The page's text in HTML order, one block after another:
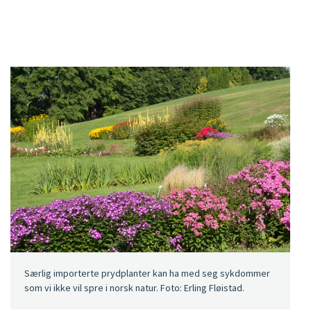
Særlig importerte prydplanter kan ha med seg sykdommer
som vi ikke vil spre i norsk natur. Foto: Erling Fløistad.